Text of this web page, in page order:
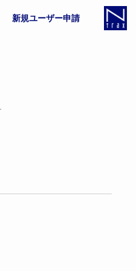
新規ユーザー申請